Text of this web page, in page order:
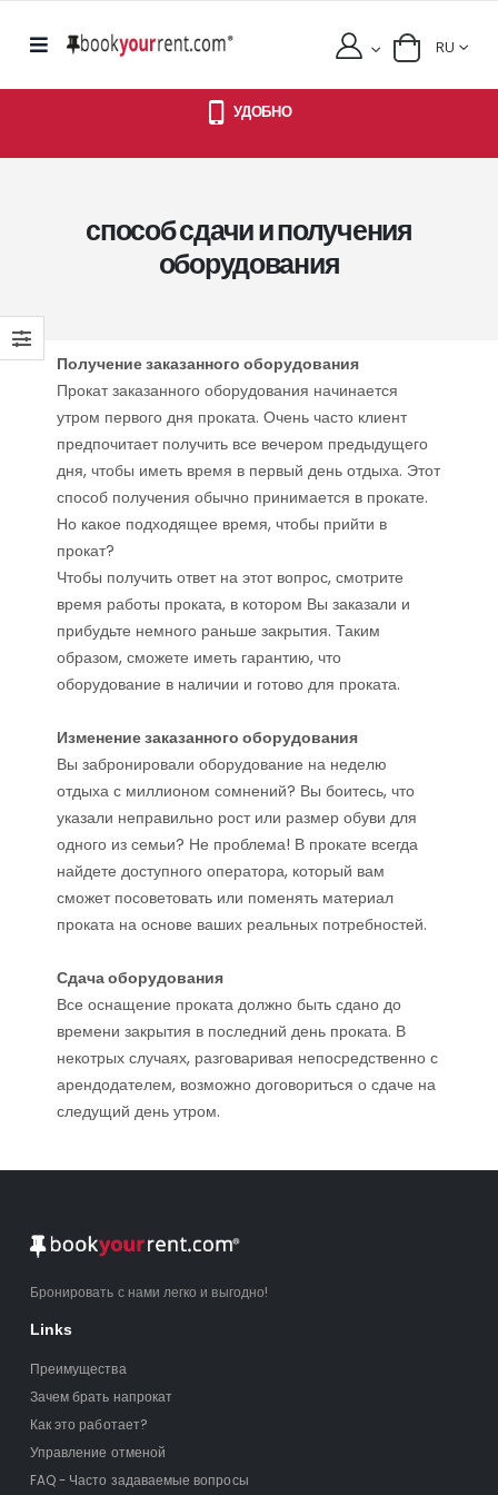
RU
УДОБНО
способ сдачи и получения
оборудования
Получение заказанного оборудования
Прокат заказанного оборудования начинается
утром первого дня проката. Очень часто клиент
предпочитает получить все вечером предыдущего
дня, чтобы иметь время в первый день отдыха. Этот
способ получения обычно принимается в прокате.
Но какое подходящее время, чтобы прийти в
прокат?
Чтобы получить ответ на этот вопрос, смотрите
время работы проката, в котором Вы заказали и
прибудьте немного раньше закрытия. Таким
образом, сможете иметь гарантию, что
оборудование в наличии и готово для проката.
Изменение заказанного оборудования
Вы забронировали оборудование на неделю
отдыха с миллионом сомнений? Вы боитесь, что
указали неправильно рост или размер обуви для
одного из семьи? Не проблема! В прокате всегда
найдете доступного оператора, который вам
сможет посоветовать или поменять материал
проката на основе ваших реальных потребностей.
Сдача оборудования
Все оснащение проката должно быть сдано до
времени закрытия в последний день проката. В
некотрых случаях, разговаривая непосредственно с
арендодателем, возможно договориться о сдаче на
следущий день утром.
Бронировать с нами легко и выгодно!
Links
Преимущества
Зачем брать напрокат
Как это работает?
Управление отменой
FAQ - Часто задаваемые вопросы